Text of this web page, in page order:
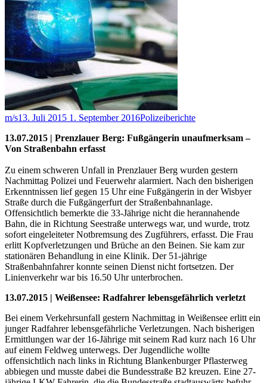
m/s13. Juli 2015 1. September 2016Polizeiberichte
13.07.2015 | Prenzlauer Berg: Fußgängerin unaufmerksam –
Von Straßenbahn erfasst
Zu einem schweren Unfall in Prenzlauer Berg wurden gestern
Nachmittag Polizei und Feuerwehr alarmiert. Nach den bisherigen
Erkenntnissen lief gegen 15 Uhr eine Fußgängerin in der Wisbyer
Straße durch die Fußgängerfurt der Straßenbahnanlage.
Offensichtlich bemerkte die 33-Jährige nicht die herannahende
Bahn, die in Richtung Seestraße unterwegs war, und wurde, trotz
sofort eingeleiteter Notbremsung des Zugführers, erfasst. Die Frau
erlitt Kopfverletzungen und Brüche an den Beinen. Sie kam zur
stationären Behandlung in eine Klinik. Der 51-jährige
Straßenbahnfahrer konnte seinen Dienst nicht fortsetzen. Der
Linienverkehr war bis 16.50 Uhr unterbrochen.
13.07.2015 | Weißensee: Radfahrer lebensgefährlich verletzt
Bei einem Verkehrsunfall gestern Nachmittag in Weißensee erlitt ein
junger Radfahrer lebensgefährliche Verletzungen. Nach bisherigen
Ermittlungen war der 16-Jährige mit seinem Rad kurz nach 16 Uhr
auf einem Feldweg unterwegs. Der Jugendliche wollte
offensichtlich nach links in Richtung Blankenburger Pflasterweg
abbiegen und musste dabei die Bundesstraße B2 kreuzen. Eine 27-